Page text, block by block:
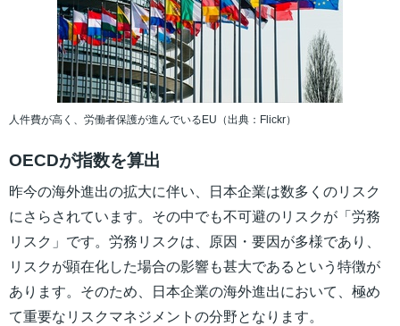
人件費が高く、労働者保護が進んでいるEU（出典：Flickr）
OECDが指数を算出
昨今の海外進出の拡大に伴い、日本企業は数多くのリスク
にさらされています。その中でも不可避のリスクが「労務
リスク」です。労務リスクは、原因・要因が多様であり、
リスクが顕在化した場合の影響も甚大であるという特徴が
あります。そのため、日本企業の海外進出において、極め
て重要なリスクマネジメントの分野となります。